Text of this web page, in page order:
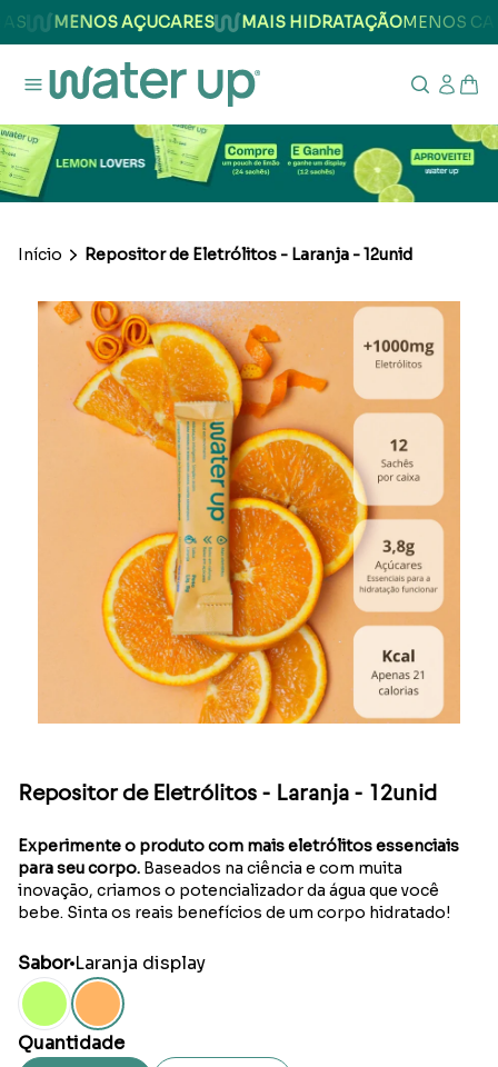
MENOS AÇUCARES MAIS HIDRATAÇÃOMENOS
Início Repositor de Eletrólitos - Laranja - 12unid
Ir para o slide 2Ir para o slide 3Ir para o slide 4
Ir para o slide 5Ir para o slide 6Ir para o slide 7Ir para o slide 8Ir para o slide 9
Repositor de Eletrólitos - Laranja - 12unid
Experimente o produto com mais eletrólitos essenciais
para seu corpo. Baseados na ciência e com muita
inovação, criamos o potencializador da água que você
bebe. Sinta os reais benefícios de um corpo hidratado!
Sabor Laranja display
Quantidade